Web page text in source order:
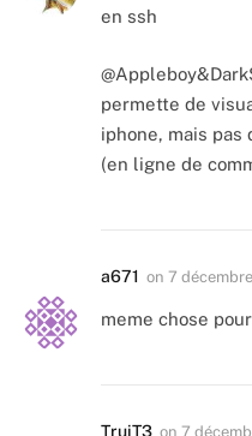
en ssh
permette de
iphone, mais
(en ligne de
a671 on 7
meme chose
TruiT3 on 7